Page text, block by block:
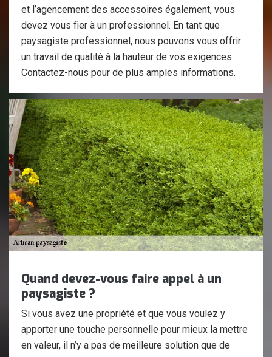
et l’agencement des accessoires également, vous
devez vous fier à un professionnel. En tant que
paysagiste professionnel, nous pouvons vous offrir
un travail de qualité à la hauteur de vos exigences.
Contactez-nous pour de plus amples informations.
Quand devez-vous faire appel à un
paysagiste ?
Si vous avez une propriété et que vous voulez y
apporter une touche personnelle pour mieux la mettre
en valeur, il n’y a pas de meilleure solution que de